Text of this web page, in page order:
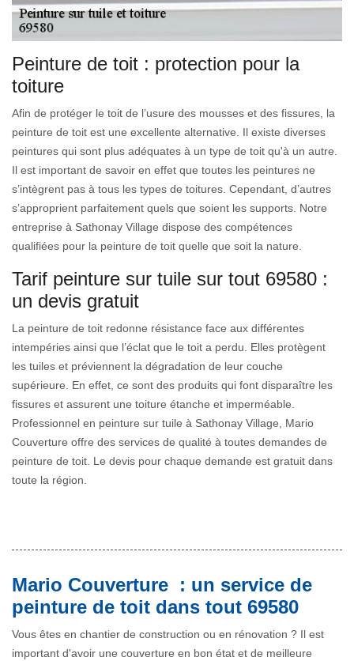
Peinture de toit : protection pour la
toiture
Afin de protéger le toit de l’usure des mousses et des fissures, la
peinture de toit est une excellente alternative. Il existe diverses
peintures qui sont plus adéquates à un type de toit qu'à un autre.
Il est important de savoir en effet que toutes les peintures ne
s’intègrent pas à tous les types de toitures. Cependant, d’autres
s’approprient parfaitement quels que soient les supports. Notre
entreprise à Sathonay Village dispose des compétences
qualifiées pour la peinture de toit quelle que soit la nature.
Tarif peinture sur tuile sur tout 69580 :
un devis gratuit
La peinture de toit redonne résistance face aux différentes
intempéries ainsi que l’éclat que le toit a perdu. Elles protègent
les tuiles et préviennent la dégradation de leur couche
supérieure. En effet, ce sont des produits qui font disparaître les
fissures et assurent une toiture étanche et imperméable.
Professionnel en peinture sur tuile à Sathonay Village, Mario
Couverture offre des services de qualité à toutes demandes de
peinture de toit. Le devis pour chaque demande est gratuit dans
toute la région.
Mario Couverture : un service de
peinture de toit dans tout 69580
Vous êtes en chantier de construction ou en rénovation ? Il est
important d'avoir une couverture en bon état et de meilleure